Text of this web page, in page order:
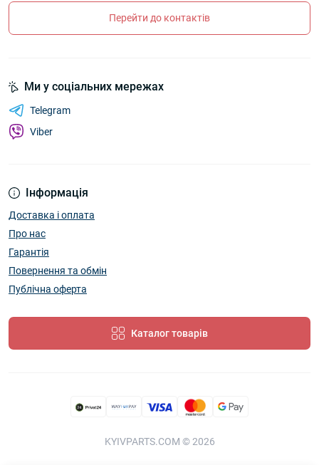
Перейти до контактів
Інформація
Доставка і оплата
Про нас
Гарантія
Повернення та обмін
Публічна оферта
Каталог товарів
Ми у соціальних мережах
Telegram
Viber
KYIVPARTS.COM © 2026